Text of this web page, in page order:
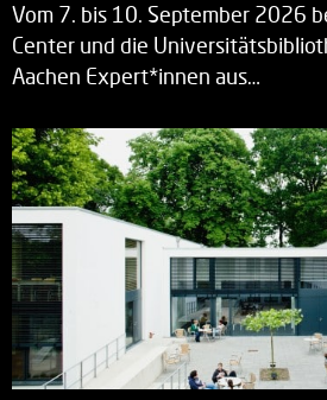
Vom 7. bis 10. September 2026
Center und die
Aachen Expert*innen aus…